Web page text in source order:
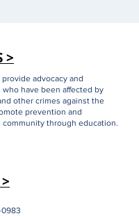
>
advocacy and
have been affected by
other crimes against the
prevention and
community through education.
0983